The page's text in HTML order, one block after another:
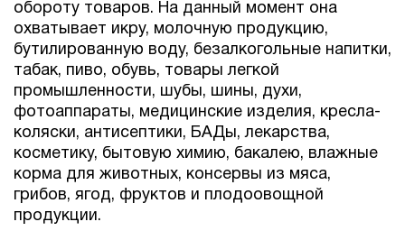
обороту товаров. На данный момент она
охватывает икру, молочную продукцию,
бутилированную воду, безалкогольные напитки,
табак, пиво, обувь, товары легкой
промышленности, шубы, шины, духи,
фотоаппараты, медицинские изделия, кресла-
коляски, антисептики, БАДы, лекарства,
косметику, бытовую химию, бакалею, влажные
корма для животных, консервы из мяса,
грибов, ягод, фруктов и плодоовощной
продукции.